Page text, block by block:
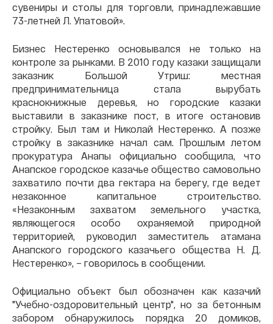
сувениры и столы для торговли, принадлежавшие
73-летней Л. Упатовой».
Бизнес Нестеренко основывался не только на
контроле за рынками. В 2010 году казаки защищали
заказник Большой Утриш: местная
предпринимательница стала вырубать
краснокнижные деревья, но городские казаки
выставили в заказнике пост, в итоге остановив
стройку. Был там и Николай Нестеренко. А позже
стройку в заказнике начал сам. Прошлым летом
прокуратура Анапы официально сообщила, что
Анапское городское казачье общество самовольно
захватило почти два гектара на берегу, где ведет
незаконное капитальное строительство.
«Незаконным захватом земельного участка,
являющегося особо охраняемой природной
территорией, руководил заместитель атамана
Анапского городского казачьего общества Н. Д.
Нестеренко», – говорилось в сообщении.
Официально объект был обозначен как казачий
"Учебно-оздоровительный центр", но за бетонным
забором обнаружилось порядка 20 домиков,